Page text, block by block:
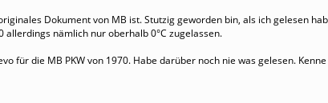
Dokument von MB ist. Stutzig geworden bin, als ich gelesen
allerdings nämlich nur oberhalb 0°C zugelassen.
für die MB PKW von 1970. Habe darüber noch nie was gelesen.